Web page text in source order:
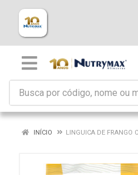
INÍCIO LINGUICA DE FRANGO